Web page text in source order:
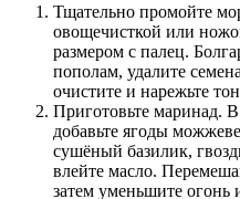
Тщательно промойте
овощечисткой или
размером с палец.
пополам, удалите
очистите и нарежьте
Приготовьте маринад.
добавьте ягоды
сушёный базилик,
влейте масло.
затем уменьшите огонь